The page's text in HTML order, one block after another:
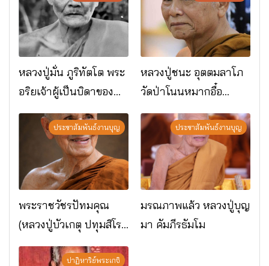
หลวงปู่มั่น ภูริทัตโต พระ
อริยเจ้าผู้เป็นบิดาของ
พระกรรมฐาน
หลวงปู่ชนะ อุตตมลาโภ
วัดป่าโนนหมากอื๋อ
อ.เมือง จ.มหาสารคาม
ประชาสัมพันธ์งานบุญ
พระราชวัชรปัทมคุณ
(หลวงปู่บัวเกตุ ปทุมสิโร)
มรณภาพแล้ว วัดป่า
ดาราภิรมย์ อ.แม่ริม
ประชาสัมพันธ์งานบุญ
มรณภาพแล้ว หลวงปู่บุญ
มา คัมภีรธัมโม
ปาฏิหาริย์พระเกจิ